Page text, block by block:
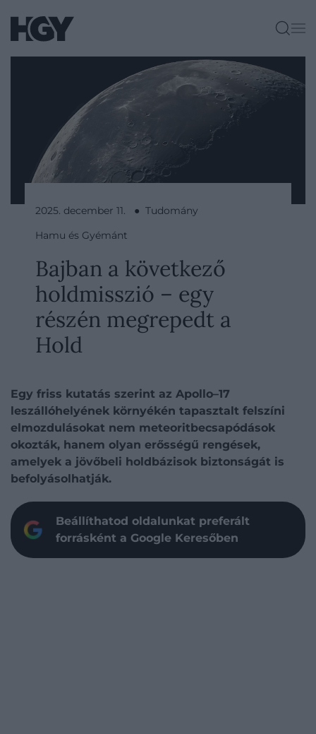
2025. december 11. ● Tudomány
Hamu és Gyémánt
Bajban a következő
holdmisszió – egy
részén megrepedt a
Hold
Egy friss kutatás szerint az Apollo–17
leszállóhelyének környékén tapasztalt felszíni
elmozdulásokat nem meteoritbecsapódások
okozták, hanem olyan erősségű rengések,
amelyek a jövőbeli holdbázisok biztonságát is
befolyásolhatják.
Beállíthatod oldalunkat preferált
forrásként a Google Keresőben